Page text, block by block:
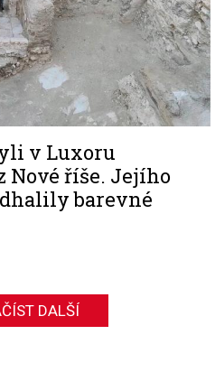
v Luxoru
Nové říše. Jejího
barevné
DALŠÍ